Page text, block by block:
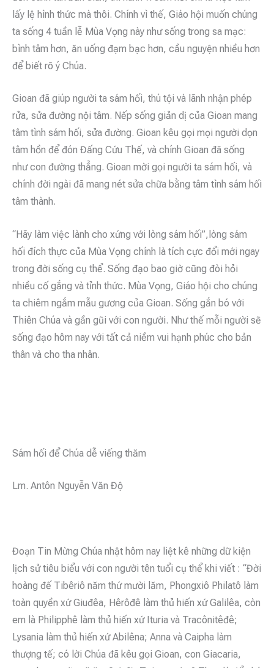
lấy lệ hình thức mà thôi. Chính vì thế, Giáo hội muốn chúng
ta sống 4 tuần lễ Mùa Vọng này như sống trong sa mạc:
bình tâm hơn, ăn uống đạm bạc hơn, cầu nguyện nhiều hơn
để biết rõ ý Chúa.
Gioan đã giúp người ta sám hối, thú tội và lãnh nhận phép
rửa, sửa đường nội tâm. Nếp sống giản dị của Gioan mang
tâm tình sám hối, sửa đường. Gioan kêu gọi mọi người dọn
tâm hồn để đón Đấng Cứu Thế, và chính Gioan đã sống
như con đường thẳng. Gioan mời gọi người ta sám hối, và
chính đời ngài đã mang nét sửa chữa bằng tâm tình sám hối
tâm thành.
“Hãy làm việc lành cho xứng với lòng sám hối”,lòng sám
hối đích thực của Mùa Vọng chính là tích cực đổi mới ngay
trong đời sống cụ thể. Sống đạo bao giờ cũng đòi hỏi
nhiều cố gắng và tỉnh thức. Mùa Vọng, Giáo hội cho chúng
ta chiêm ngắm mẫu gương của Gioan. Sống gắn bó với
Thiên Chúa và gần gũi với con người. Như thế mỗi người sẽ
sống đạo hôm nay với tất cả niềm vui hạnh phúc cho bản
thân và cho tha nhân.
Sám hối để Chúa dễ viếng thăm
Lm. Antôn Nguyễn Văn Độ
Đoạn Tin Mừng Chúa nhật hôm nay liệt kê những dữ kiện
lịch sử tiêu biểu với con người tên tuổi cụ thể khi viết : “Đời
hoàng đế Tibêriô năm thứ mười lăm, Phongxiô Philatô làm
toàn quyền xứ Giuđêa, Hêrôđê làm thủ hiến xứ Galilêa, còn
em là Philipphê làm thủ hiến xứ Ituria và Tracônitêđê;
Lysania làm thủ hiến xứ Abilêna; Anna và Caipha làm
thượng tế; có lời Chúa đã kêu gọi Gioan, con Giacaria,